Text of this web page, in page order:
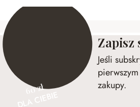
60 zł
Zapisz
Jeśli
zakupy.